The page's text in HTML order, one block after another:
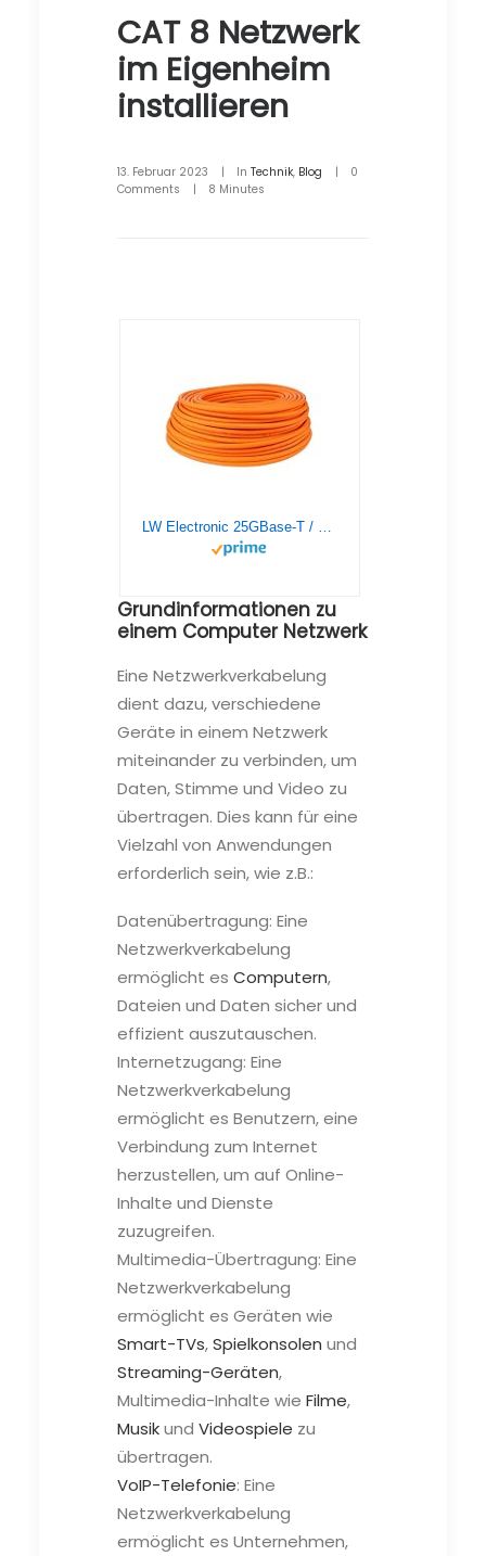
CAT 8 Netzwerk
im Eigenheim
installieren
13. Februar 2023 | In Technik, Blog |
0
Comments
| 8 Minutes
LW Electronic 25GBase-T / 40GBase-T Cat 8.1 Netzwerkkabel 100m 2000 MHz PIMF LSZH 23AWG Verlegekabel Gigabit S/FTP LAN Kabel Datenkabel Geschirmtes Installationskabel Orange
Grundinformationen zu
einem Computer Netzwerk
Eine Netzwerkverkabelung
dient dazu, verschiedene
Geräte in einem Netzwerk
miteinander zu verbinden, um
Daten, Stimme und Video zu
übertragen. Dies kann für eine
Vielzahl von Anwendungen
erforderlich sein, wie z.B.:
Datenübertragung: Eine
Netzwerkverkabelung
ermöglicht es Computern,
Dateien und Daten sicher und
effizient auszutauschen.
Internetzugang: Eine
Netzwerkverkabelung
ermöglicht es Benutzern, eine
Verbindung zum Internet
herzustellen, um auf Online-
Inhalte und Dienste
zuzugreifen.
Multimedia-Übertragung: Eine
Netzwerkverkabelung
ermöglicht es Geräten wie
Smart-TVs,Spielkonsolen und
Streaming-Geräten,
Multimedia-Inhalte wie Filme,
Musikund Videospiele zu
übertragen.
VoIP-Telefonie: Eine
Netzwerkverkabelung
ermöglicht es Unternehmen,